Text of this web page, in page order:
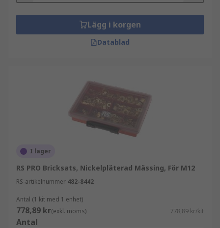
Lägg i korgen
Datablad
I lager
RS PRO Bricksats, Nickelpläterad Mässing, För M12
RS-artikelnummer 482-8442
Antal (1 kit med 1 enhet)
778,89 kr(exkl. moms) 778,89 kr/kit
Antal